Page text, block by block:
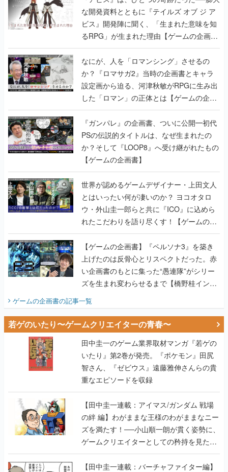
な開発資料とともに『テイルズ オブ ジ ア
ビス』開発陣に聞く、「生まれた意味を知
るRPG」が生まれた理由【ゲームの企画
書】
なにが、人を「ロマンシング」させるの
か？『ロマサガ2』当時の企画書とキャラ
設定画から迫る、河津秋敏がRPGに生み出
した「ロマン」の正体とは【ゲームの企画
書】
『ガンパレ』の企画書、ついに公開━初代
PSの伝説的タイトルは、なぜ生まれたの
か？そして『LOOP8』へ受け継がれたもの
【ゲームの企画書】
世界が認めるゲームデザイナー・上田文人
とはいったい何が凄いのか？ ヨコオタロ
ウ・外山圭一郎らと共に『ICO』に込めら
れたこだわりを語り尽くす！【ゲームの企
画書】
【ゲームの企画書】『ペルソナ3』を築き
上げたのは反骨心とリスペクトだった。赤
い企画書のもとに集った“愚連隊”がシリー
ズを生まれ変わらせるまで【橋野桂インタ
ゲームの企画書の記事一覧
若ゲのいたり〜ゲームクリエイターの青春〜
田中圭一のゲーム業界取材マンガ『若ゲの
いたり』第2巻が発売。『ポケモン』田尻
智さん、『ゼビウス』遠藤雅伸さんらの貴
重なエピソードを収録
【田中圭一連載：アイマス/ガンダム 戦場
の絆 編】わがままな王様のわがままなニー
ズを満たす！──小山順一朗が貫く姿勢に、
ゲームクリエイターとしての矜持を見た
【若ゲのいたり最終回】
【田中圭一連載：バーチャファイター編】